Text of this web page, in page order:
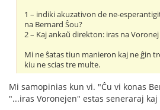
1 – indiki akuzativon de ne-
na Bernard Ŝou?
2 – Kaj ankaŭ direkton: iras na Voronej
Mi ne ŝatas tiun manieron kaj ne ĝin
kiu ne scias tre multe.
Mi samopinias kun vi. "Ĉu vi konas
"...iras Voronejen" estas seneraraj